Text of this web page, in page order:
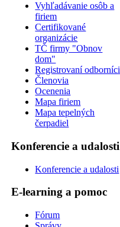
Vyhľadávanie osôb a
firiem
Certifikované
organizácie
TČ firmy "Obnov
dom"
Registrovaní odborníci
Členovia
Ocenenia
Mapa firiem
Mapa tepelných
čerpadiel
Konferencie a udalosti
Konferencie a udalosti
E-learning a pomoc
Fórum